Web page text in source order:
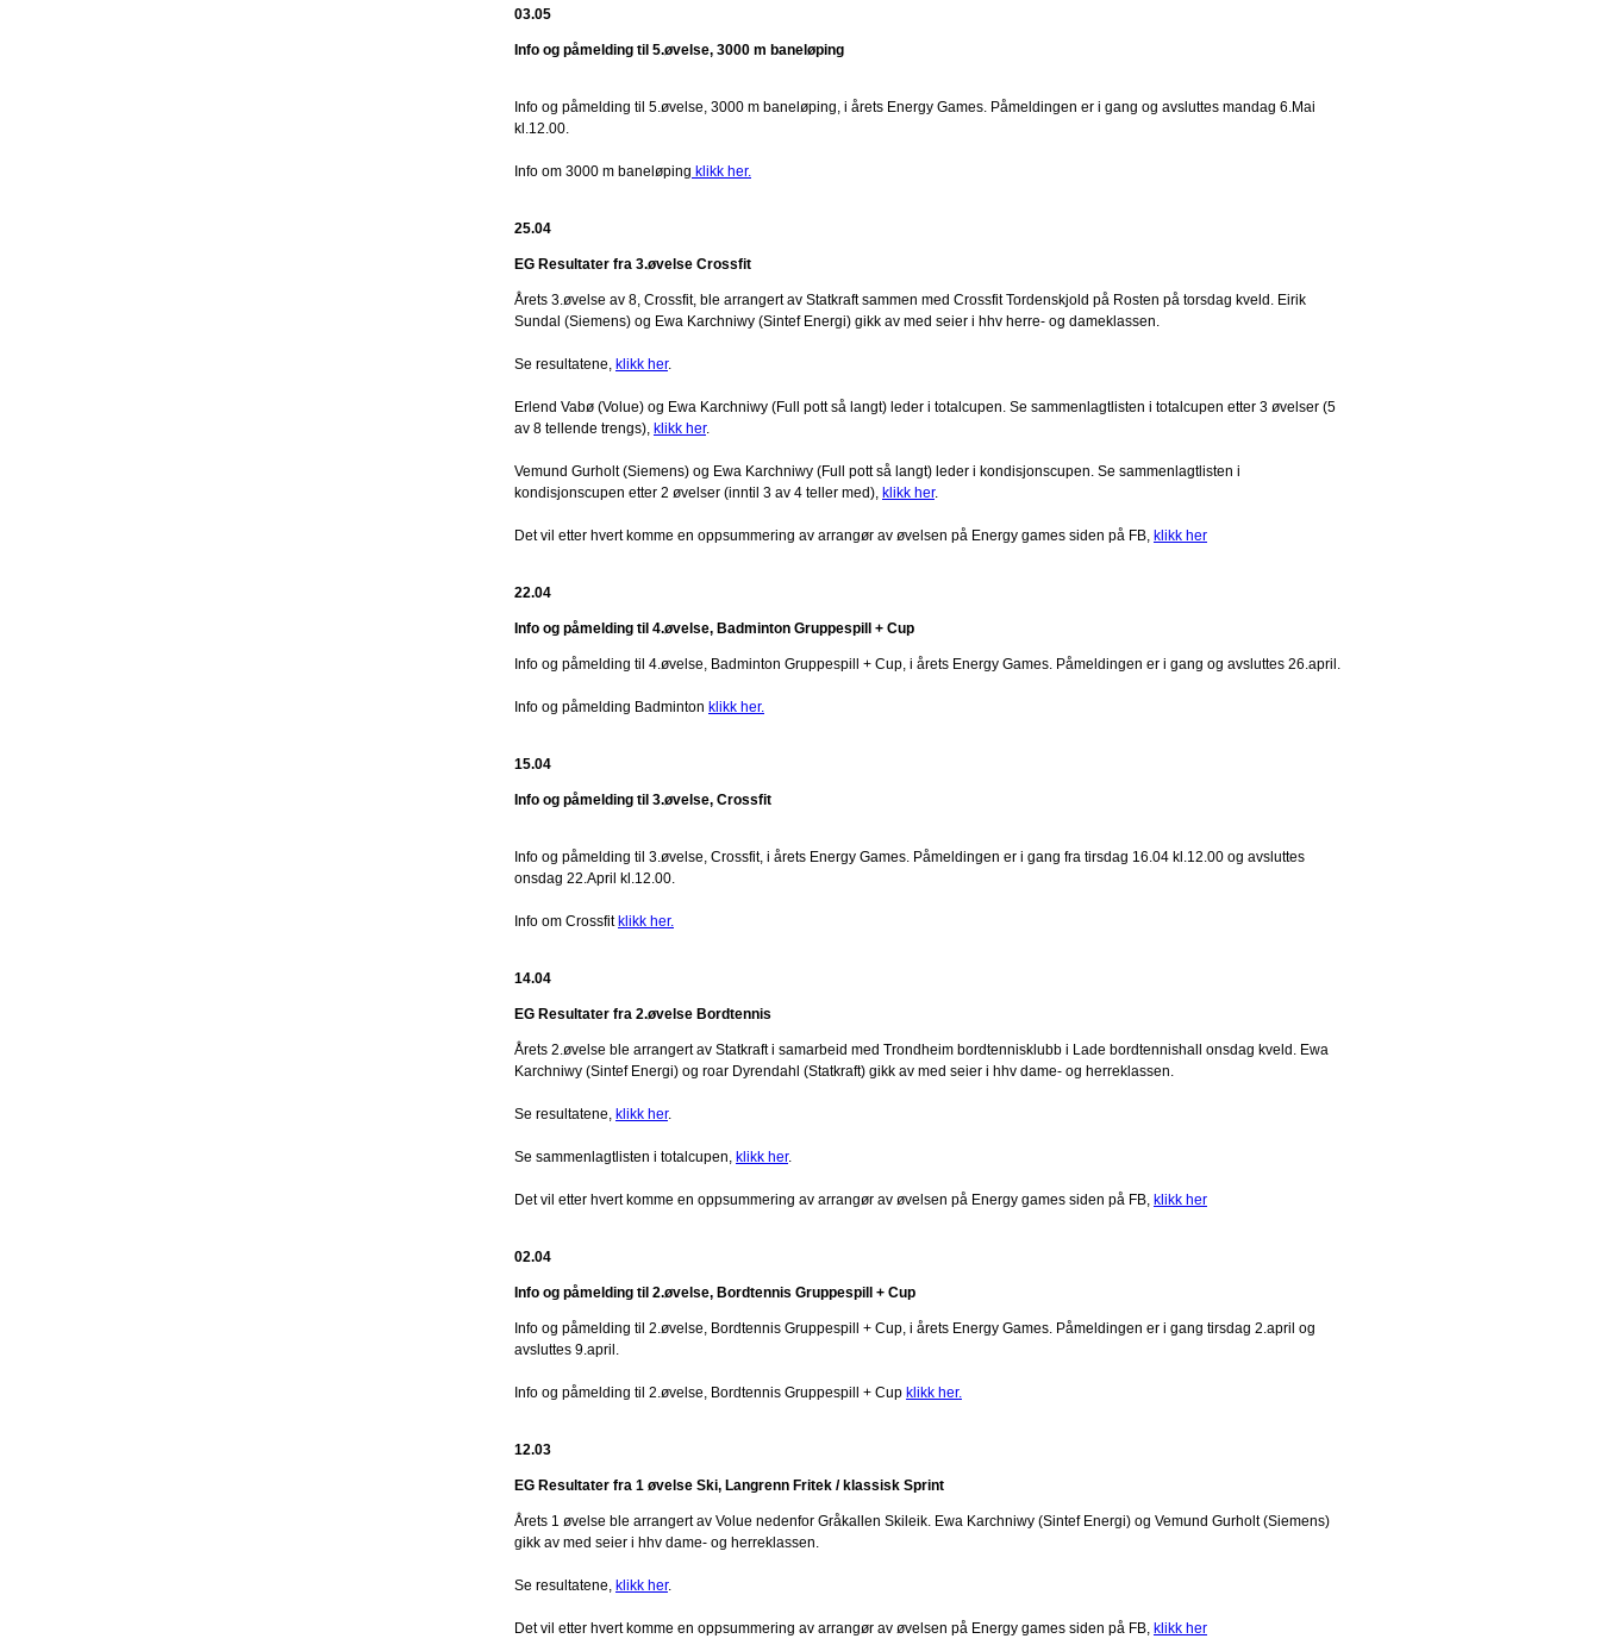
03.05
Info og påmelding til 5.øvelse, 3000 m baneløping
Info og påmelding til 5.øvelse, 3000 m baneløping, i årets Energy Games. Påmeldingen er i gang og avsluttes mandag 6.Mai
kl.12.00.
Info om 3000 m baneløping klikk her.
25.04
EG Resultater fra 3.øvelse Crossfit
Årets 3.øvelse av 8, Crossfit, ble arrangert av Statkraft sammen med Crossfit Tordenskjold på Rosten på torsdag kveld. Eirik
Sundal (Siemens) og Ewa Karchniwy (Sintef Energi) gikk av med seier i hhv herre- og dameklassen.
Se resultatene, klikk her.
Erlend Vabø (Volue) og Ewa Karchniwy (Full pott så langt) leder i totalcupen. Se sammenlagtlisten i totalcupen etter 3 øvelser (5
av 8 tellende trengs), klikk her.
Vemund Gurholt (Siemens) og Ewa Karchniwy (Full pott så langt) leder i kondisjonscupen. Se sammenlagtlisten i
kondisjonscupen etter 2 øvelser (inntil 3 av 4 teller med), klikk her.
Det vil etter hvert komme en oppsummering av arrangør av øvelsen på Energy games siden på FB, klikk her
22.04
Info og påmelding til 4.øvelse, Badminton Gruppespill + Cup
Info og påmelding til 4.øvelse, Badminton Gruppespill + Cup, i årets Energy Games. Påmeldingen er i gang og avsluttes 26.april.
Info og påmelding Badminton klikk her.
15.04
Info og påmelding til 3.øvelse, Crossfit
Info og påmelding til 3.øvelse, Crossfit, i årets Energy Games. Påmeldingen er i gang fra tirsdag 16.04 kl.12.00 og avsluttes
onsdag 22.April kl.12.00.
Info om Crossfitklikk her.
14.04
EG Resultater fra 2.øvelse Bordtennis
Årets 2.øvelse ble arrangert av Statkraft i samarbeid med Trondheim bordtennisklubb i Lade bordtennishall onsdag kveld. Ewa
Karchniwy (Sintef Energi) og roar Dyrendahl (Statkraft) gikk av med seier i hhv dame- og herreklassen.
Se resultatene, klikk her.
Se sammenlagtlisten i totalcupen, klikk her.
Det vil etter hvert komme en oppsummering av arrangør av øvelsen på Energy games siden på FB, klikk her
02.04
Info og påmelding til 2.øvelse, Bordtennis Gruppespill + Cup
Info og påmelding til 2.øvelse, Bordtennis Gruppespill + Cup, i årets Energy Games. Påmeldingen er i gang tirsdag 2.april og
avsluttes 9.april.
Info og påmelding til 2.øvelse, Bordtennis Gruppespill + Cup klikk her.
12.03
EG Resultater fra 1 øvelse Ski, Langrenn Fritek / klassisk Sprint
Årets 1 øvelse ble arrangert av Volue nedenfor Gråkallen Skileik. Ewa Karchniwy (Sintef Energi) og Vemund Gurholt (Siemens)
gikk av med seier i hhv dame- og herreklassen.
Se resultatene, klikk her.
Det vil etter hvert komme en oppsummering av arrangør av øvelsen på Energy games siden på FB, klikk her